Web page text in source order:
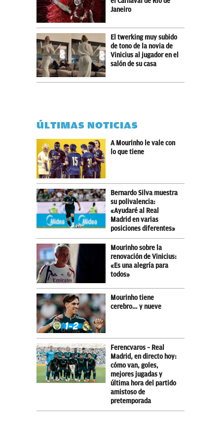
Janeiro
El twerking muy subido
de tono de la novia de
Vinicius al jugador en el
salón de su casa
ÚLTIMAS NOTICIAS
A Mourinho le vale con
lo que tiene
Bernardo Silva muestra
su polivalencia:
«Ayudaré al Real
Madrid en varias
posiciones diferentes»
Mourinho sobre la
renovación de Vinicius:
«Es una alegría para
todos»
Mourinho tiene
cerebro… y nueve
Ferencvaros – Real
Madrid, en directo hoy:
cómo van, goles,
mejores jugadas y
última hora del partido
amistoso de
pretemporada